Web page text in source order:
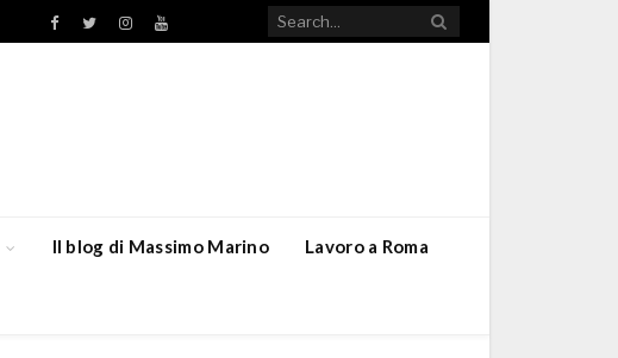
Facebook
TwitterInstagramYouTube
Il blog di Massimo Marino Lavoro a Roma